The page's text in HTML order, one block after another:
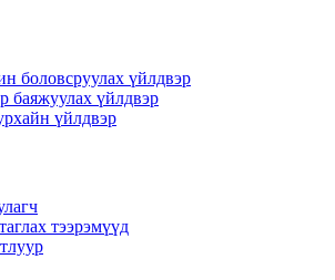
боловсруулах үйлдвэр
баяжуулах үйлдвэр
үйлдвэр
тээрэмүүд